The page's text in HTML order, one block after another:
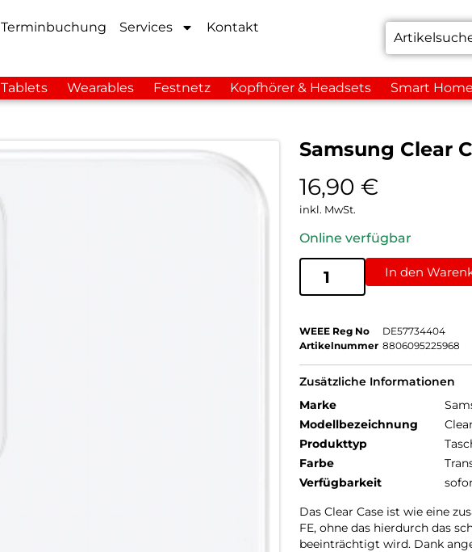
Terminbuchung Services
Kontakt
Tablets Wearables Festnetz Kopfhörer & Headsets Smart
Samsung Clear
16,90 €
inkl. MwSt.
Online verfügbar
In den
WEEE Reg No
DE57734404
Artikelnummer 8806095225968
Zusätzliche Informationen
Marke
Modellbezeichnung
Produkttyp
Farbe
Verfügbarkeit
Das Clear Case ist wie eine
FE, ohne das hierdurch das
beeinträchtigt wird. Dank